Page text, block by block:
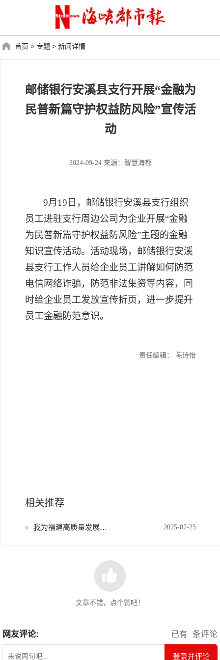
首页 > 专题 > 新闻详情
邮储银行安溪县支行开展“金融为
民普新篇守护权益防风险”宣传活
动
2024-09-24 来源：智慧海都
9月19 日 ，邮储银行安溪县支行组织
员工进驻支行周边公司 为企业开展“金融
为民普新篇守护权益防风险”主题的金融
知识宣传活动。 活动现场， 邮储银行安溪
县支行工作人员给企业员工讲解如何防范
电信网络诈骗，防范非法集资等内容，同
时给企业员工发放宣传折页， 进一步提升
员工金融防范意识。
责任编辑： 陈诗怡
相关推荐
我为福建高质量发展献策 2025-07-25
文章不错，点个赞吧！
网友评论: 已有 条评论
登录并评论